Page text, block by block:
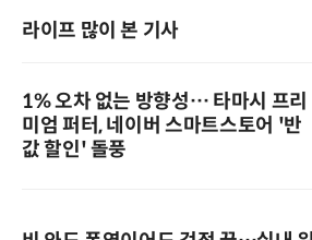
라이프 많이 본 기사
1% 오차 없는 방향성… 타마시 프리
미엄 퍼터, 네이버 스마트스토어 '반
값 할인' 돌풍